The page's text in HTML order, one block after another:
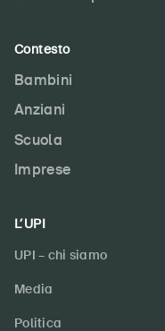
Contesto
Bambini
Anziani
Scuola
Imprese
L’UPI
UPI – chi siamo
Media
Politica